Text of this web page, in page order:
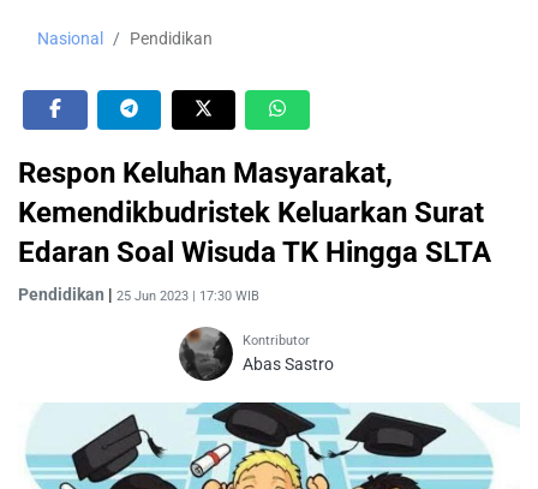
Nasional Pendidikan
Respon Keluhan Masyarakat,
Kemendikbudristek Keluarkan Surat
Edaran Soal Wisuda TK Hingga SLTA
Pendidikan | 25 Jun 2023 | 17:30 WIB
Kontributor
Abas Sastro